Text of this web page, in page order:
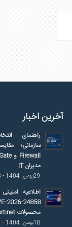
آخرین اخبار
راهنمای
مدیران IT
29بهمن, 1404 - 9:03 ق.ظ
اطلاعیه
محصولات Fortinet
18بهمن, 1404 - 9:11 ق.ظ